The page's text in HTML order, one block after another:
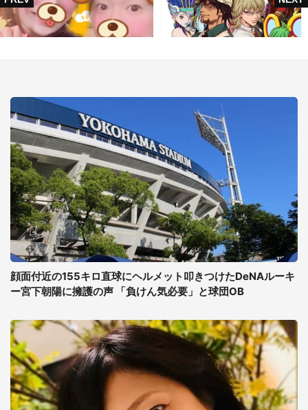
顔面付近の155キロ直球にヘルメット叩きつけたDeNAルーキ
ー宮下朝陽に擁護の声 「負けん気必要」と球団OB